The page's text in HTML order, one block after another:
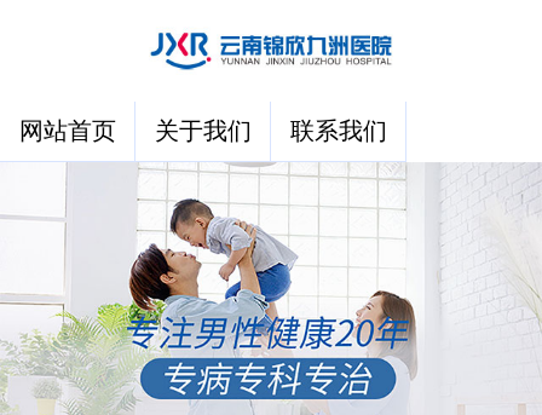
网站首页 关于我们 联系我们